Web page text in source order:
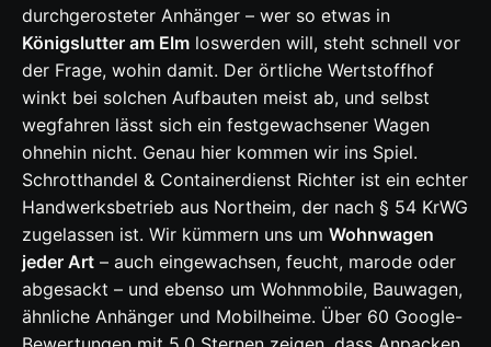
durchgerosteter Anhänger – wer so etwas in
Königslutter am Elm loswerden will, steht schnell vor
der Frage, wohin damit. Der örtliche Wertstoffhof
winkt bei solchen Aufbauten meist ab, und selbst
wegfahren lässt sich ein festgewachsener Wagen
ohnehin nicht. Genau hier kommen wir ins Spiel.
Schrotthandel & Containerdienst Richter ist ein echter
Handwerksbetrieb aus Northeim, der nach § 54 KrWG
zugelassen ist. Wir kümmern uns um Wohnwagen
jeder Art – auch eingewachsen, feucht, marode oder
abgesackt – und ebenso um Wohnmobile, Bauwagen,
ähnliche Anhänger und Mobilheime. Über 60 Google-